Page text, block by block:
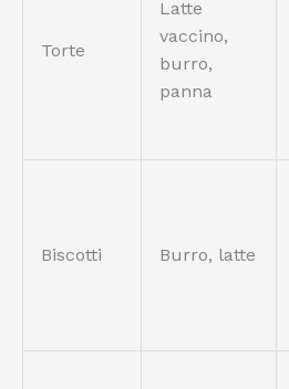
Torte
Latte
vaccino,
burro,
panna
Biscotti Burro, latte